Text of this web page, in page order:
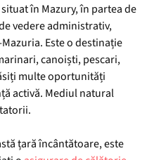
în Mazury, în partea de
vedere administrativ,
Este o destinație
canoiști, pescari,
multe oportunități
activă. Mediul natural
țară încântătoare, este